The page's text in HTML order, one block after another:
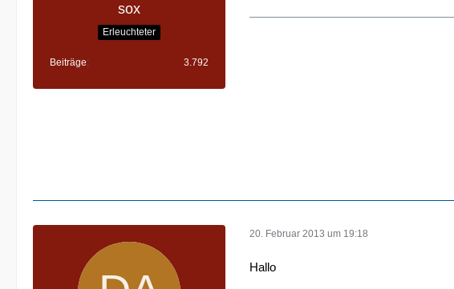
sox
Erleuchteter
Beiträge 3.792
20. Februar 2013 um 19:18
Hallo